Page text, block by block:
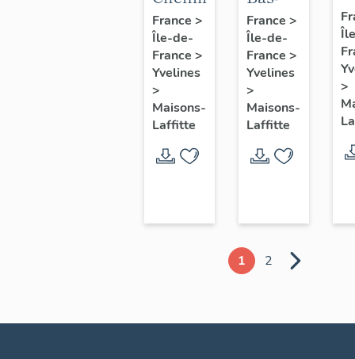
France >
Île-de-
France >
Yvelines
>
Maisons-
Laffitte
relief
(décor
intérieur)
France >
Île-de-
France >
Yvelines
>
Maisons-
Laffitte
>
1 2